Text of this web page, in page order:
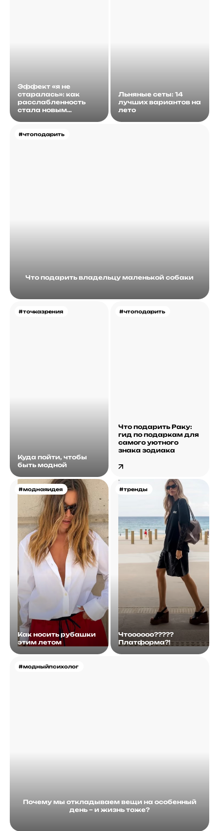
Эффект «я не
старалась»: как
расслабленность
стала новым
#чтоподарить
Что подарить владельцу маленькой собаки
Льняные сеты: 14
лучших вариантов на
лето
#точказрения
Куда пойти, чтобы
быть модной
#чтоподарить
Что подарить Раку:
гид по подаркам для
самого уютного
знака зодиака
#моднаяидея
Как носить рубашки
этим летом
#тренды
Чтоооооо?????
Платформа?!
#модныйпсихолог
Почему мы откладываем вещи на особенный
день – и жизнь тоже?